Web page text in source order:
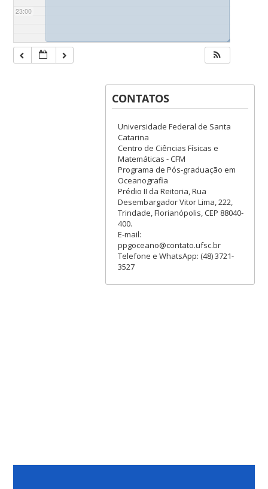
23:00
◢
CONTATOS
Universidade Federal de Santa
Catarina
Centro de Ciências Físicas e
Matemáticas - CFM
Programa de Pós-graduação em
Oceanografia
Prédio II da Reitoria, Rua
Desembargador Vitor Lima, 222,
Trindade, Florianópolis, CEP 88040-
400.
E-mail:
ppgoceano@contato.ufsc.br
Telefone e WhatsApp: (48) 3721-
3527